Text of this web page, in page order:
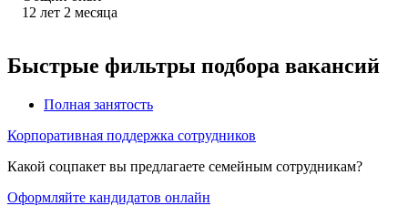
12 лет 2 месяца
Быстрые фильтры подбора вакансий
Полная занятость
Корпоративная поддержка сотрудников
Какой соцпакет вы предлагаете семейным сотрудникам?
Оформляйте кандидатов онлайн